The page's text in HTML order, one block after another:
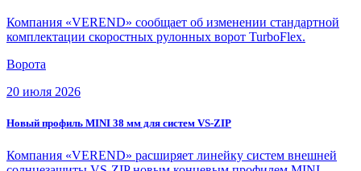
Компания «VEREND» сообщает об изменении стандартной
комплектации скоростных рулонных ворот TurboFlex.
Ворота
20 июля 2026
Новый профиль MINI 38 мм для систем VS-ZIP
Компания «VEREND» расширяет линейку систем внешней